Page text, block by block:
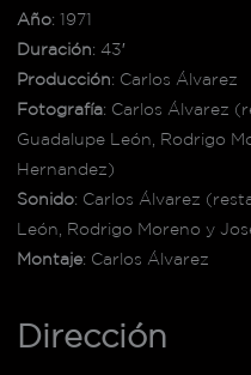
Año: 1971
Duración: 43′
Producción: Carlos Álvarez
Fotografía: Carlos Álvarez
Guadalupe León, Rodrigo
Hernandez)
Sonido: Carlos Álvarez
León, Rodrigo Moreno y
Montaje: Carlos Álvarez
Dirección